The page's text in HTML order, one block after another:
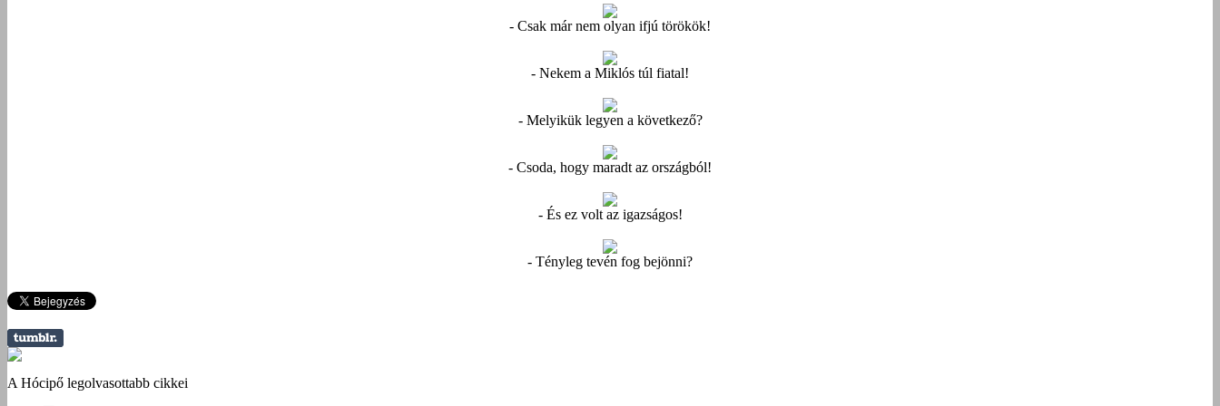
- Csak már nem olyan ifjú törökök!
- Nekem a Miklós túl fiatal!
- Melyikük legyen a következő?
- Csoda, hogy maradt az országból!
- És ez volt az igazságos!
- Tényleg tevén fog bejönni?
A Hócipő legolvasottabb cikkei